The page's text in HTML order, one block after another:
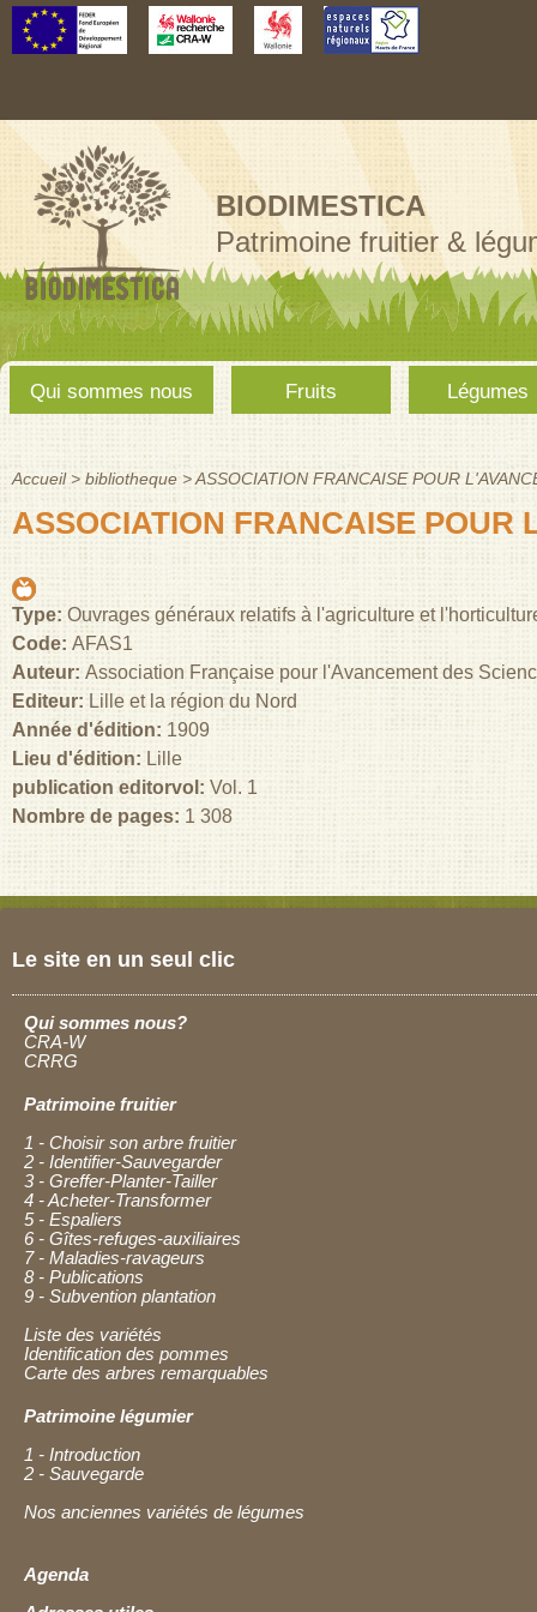
Aller au
contenu
BIODIMESTICA
Patrimoine fruitier &
Menu
principal
Qui sommes nous Fruits Légumes
Vous êtes ici
Accueil > bibliotheque >ASSOCIATION FRANCAISE POUR
ASSOCIATION FRANCAISE POUR
Type: Ouvrages généraux relatifs à l'agriculture et
Code: AFAS1
Auteur: Association Française pour l'Avancement des
Editeur: Lille et la région du Nord
Année d'édition: 1909
Lieu d'édition: Lille
publication editorvol: Vol. 1
Nombre de pages: 1 308
Le site en un seul clic
Qui sommes nous?
CRA-W
CRRG
Patrimoine fruitier
1 - Choisir son arbre fruitier
2 - Identifier-Sauvegarder
3 - Greffer-Planter-Tailler
4 - Acheter-Transformer
5 - Espaliers
6 - Gîtes-refuges-auxiliaires
7 - Maladies-ravageurs
8 - Publications
9 - Subvention plantation
Liste des variétés
Identification des pommes
Carte des arbres remarquables
Patrimoine légumier
1 - Introduction
2 - Sauvegarde
Nos anciennes variétés de légumes
Agenda